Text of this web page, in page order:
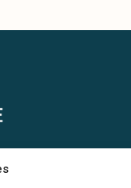
Klarahill.